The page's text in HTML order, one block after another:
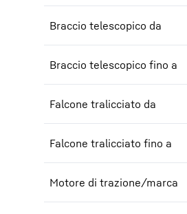
Braccio telescopico da
Braccio telescopico fino a
Falcone tralicciato da
Falcone tralicciato fino a
Motore di trazione/marca